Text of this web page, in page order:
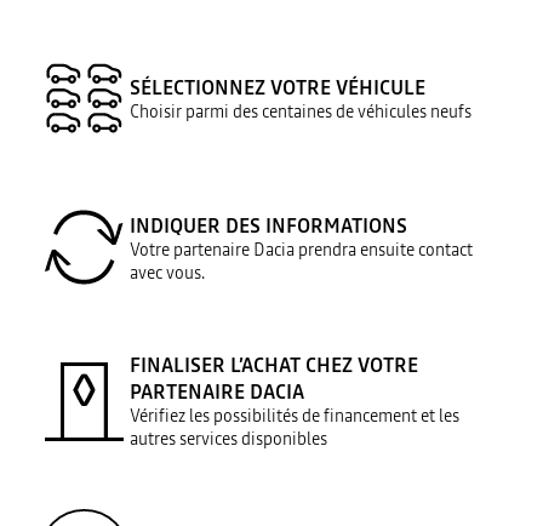
SÉLECTIONNEZ VOTRE VÉHICULE
Choisir parmi des centaines de véhicules neufs
INDIQUER DES INFORMATIONS
Votre partenaire Dacia prendra ensuite contact
avec vous.
FINALISER L’ACHAT CHEZ VOTRE
PARTENAIRE DACIA
Vérifiez les possibilités de financement et les
autres services disponibles